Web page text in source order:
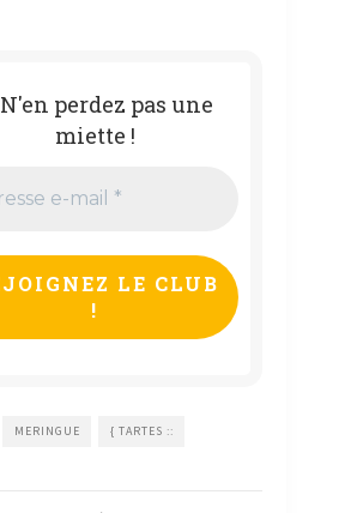
N'en perdez pas une
miette !
MERINGUE { TARTES ::